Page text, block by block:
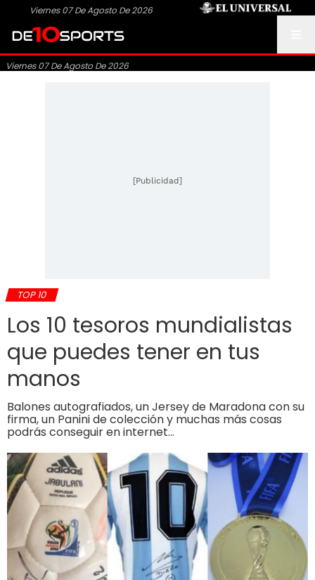
Viernes 07 De Agosto De 2026
Viernes 07 De Agosto De 2026
[Publicidad]
TOP 10
Los 10 tesoros mundialistas
que puedes tener en tus
manos
Balones autografiados, un Jersey de Maradona con su
firma, un Panini de colección y muchas más cosas
podrás conseguir en internet…